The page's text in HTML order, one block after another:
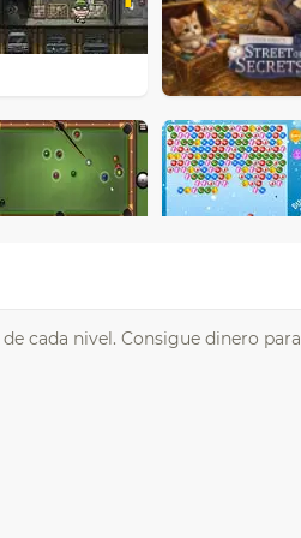
cada nivel. Consigue dinero para